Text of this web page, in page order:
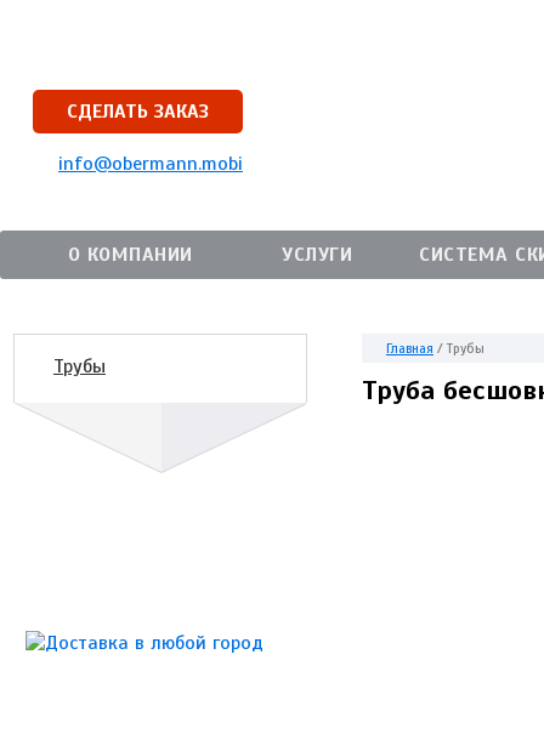
СДЕЛАТЬ ЗАКАЗ
info@obermann.mobi
О КОМПАНИИ УСЛУГИ СИСТЕМА
Трубы
Главная / Трубы
Труба